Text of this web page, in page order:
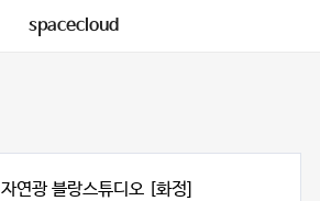
spacecloud
자연광 블랑스튜디오 [화정]